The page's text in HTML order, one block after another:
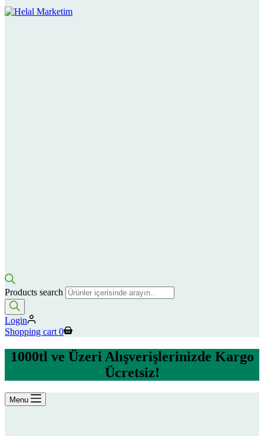
Products search
Login
Shopping cart 0
1000tl ve Üzeri Alışverişlerinizde Kargo
Ücretsiz!
Menu